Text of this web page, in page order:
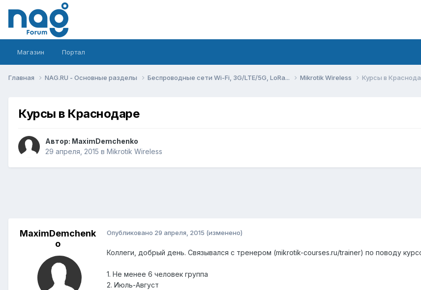
Магазин Портал
Главная NAG.RU - Основные разделы Беспроводные сети Wi-Fi, 3G/LTE/5G, LoRa... Mikrotik Wireless Курсы в
Курсы в Краснодаре
Автор: MaximDemchenko
29 апреля, 2015 в Mikrotik Wireless
MaximDemchenk
o
Опубликовано 29 апреля, 2015 (изменено)
Коллеги, добрый день. Связывался с тренером (mikrotik-courses.ru/trainer) по поводу
1. Не менее 6 человек группа
2. Июль-Август